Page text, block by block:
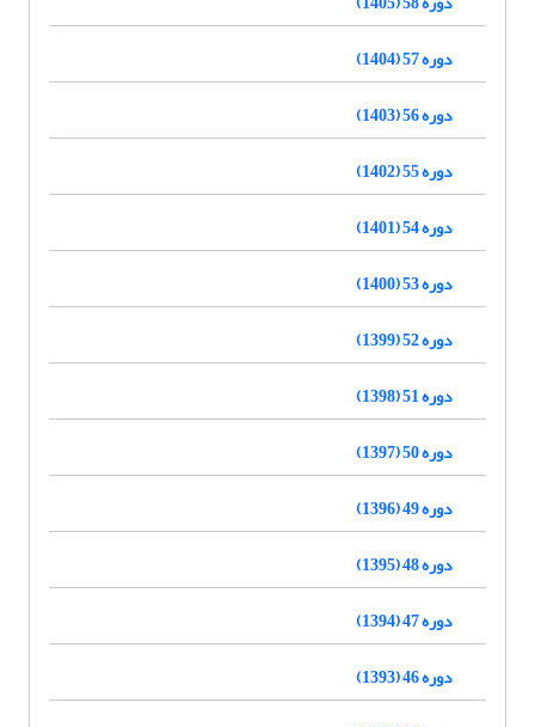
دوره 57 (1404)
دوره 56 (1403)
دوره 55 (1402)
دوره 54 (1401)
دوره 53 (1400)
دوره 52 (1399)
دوره 51 (1398)
دوره 50 (1397)
دوره 49 (1396)
دوره 48 (1395)
دوره 47 (1394)
دوره 46 (1393)